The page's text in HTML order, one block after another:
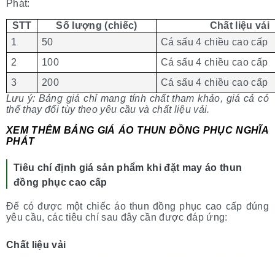
Phát:
STT Số lượng (chiếc)
Chất liệu vải
1
50
Cá sấu 4 chiều cao cấp
2
100
Cá sấu 4 chiều cao cấp
3
200
Cá sấu 4 chiều cao cấp
Lưu ý: Bảng giá chỉ mang tính chất tham khảo, giá cả có
thể thay đổi tùy theo yêu cầu và chất liệu vải.
XEM THÊM BẢNG GIÁ ÁO THUN ĐỒNG PHỤC NGHĨA
PHÁT
Tiêu chí định giá sản phẩm khi đặt may áo thun
đồng phục cao cấp
Để có được một chiếc áo thun đồng phục cao cấp đúng
yêu cầu, các tiêu chí sau đây cần được đáp ứng:
Chất liệu vải